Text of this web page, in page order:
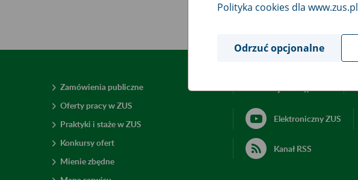
Zamówienia publiczne
Oferty pracy w ZUS
Praktyki i staże w ZUS
Konkursy ofert
Mienie zbędne
Elektroniczny ZUS
Kanał RSS
Polityka cookies dla www.zus.pl
Odrzuć opcjonalne